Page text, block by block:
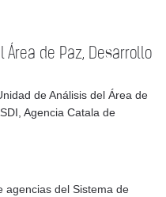
Área de Paz, Desarrollo
de Análisis del Área de
Agencia Catala de
agencias del Sistema de